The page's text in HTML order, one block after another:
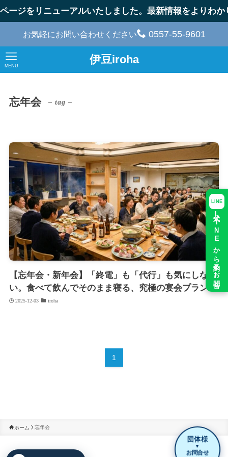
ージをリニューアルいたしました。最新情報をよりわか
お気軽にお問い合わせください 0557-55-9601
伊豆iroha
MENU
忘年会 – tag –
【忘年会・新年会】「終電」も「代行」も気にしな
い。食べて飲んでそのまま寝る、究極の宴会プラン
2025-12-03 iroha
1
ホーム 忘年会
団体様
▼
お問合せ
LINE
公式LINEから予約＆お問合せ